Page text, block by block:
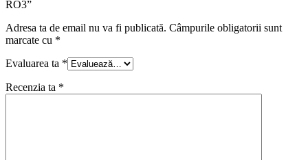
RO3”
Adresa ta de email nu va fi publicată. Câmpurile obligatorii sunt
marcate cu *
Evaluarea ta *
Recenzia ta *